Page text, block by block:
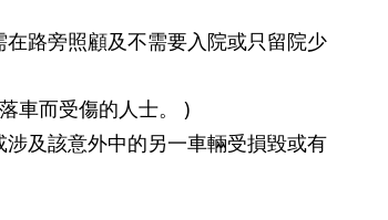
路旁照顧及不需要入院或只留院少
車而受傷的人士。 )
及該意外中的另一車輛受損毀或有